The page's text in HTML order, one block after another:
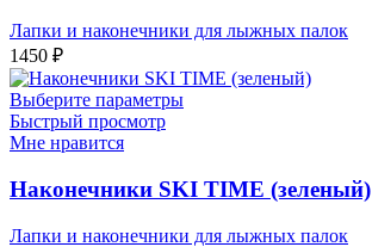
Лапки и наконечники для лыжных палок
1450 ₽
Выберите параметры
Быстрый просмотр
Мне нравится
Наконечники SKI TIME (зеленый)
Лапки и наконечники для лыжных палок